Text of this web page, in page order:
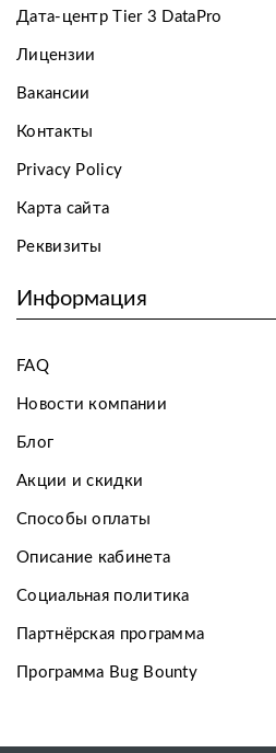
Дата-центр Tier 3 DataPro
Лицензии
Вакансии
Контакты
Privacy Policy
Карта сайта
Реквизиты
Информация
FAQ
Новости компании
Блог
Акции и скидки
Способы оплаты
Описание кабинета
Социальная политика
Партнёрская программа
Программа Bug Bounty